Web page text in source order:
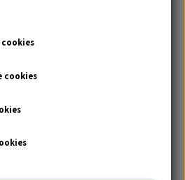
på taghætter mm.
Galleri
cookies